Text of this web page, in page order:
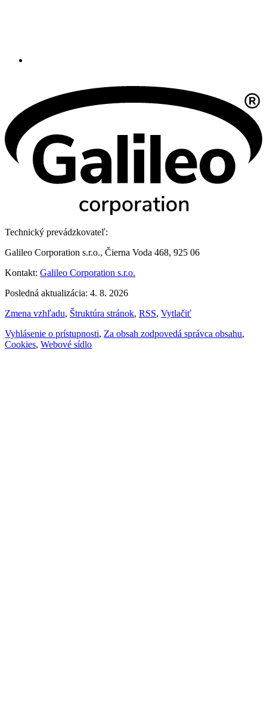
Technický prevádzkovateľ:
Galileo Corporation s.r.o., Čierna Voda 468, 925 06
Kontakt: Galileo Corporation s.r.o.
Posledná aktualizácia: 4. 8. 2026
Zmena vzhľadu, Štruktúra stránok, RSS, Vytlačiť
Vyhlásenie o prístupnosti, Za obsah zodpovedá správca obsahu,
Cookies, Webové sídlo